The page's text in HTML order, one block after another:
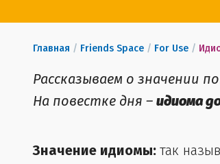
Главная / Friends Space / For Use /
Рассказываем о значении
На повестке дня – идиома
Значение идиомы: так